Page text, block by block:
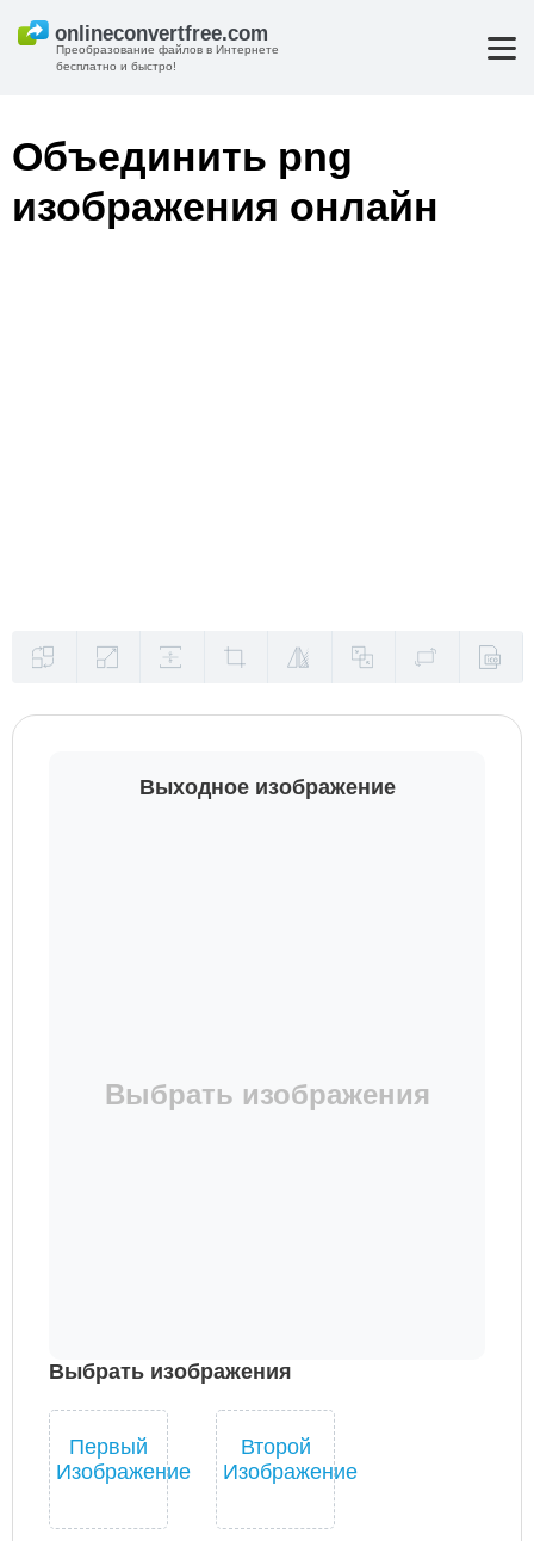
Преобразование файлов в Интернете
бесплатно и быстро!
Объединить png
изображения онлайн
Выходное изображение
Выбрать изображения
Выбрать изображения
Первый
Изображение
Второй
Изображение